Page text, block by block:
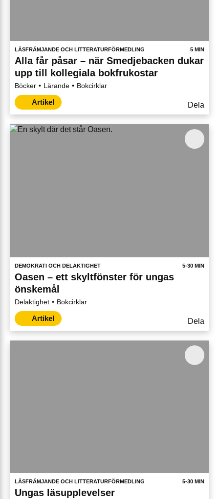
LÄSFRÄMJANDE OCH LITTERATURFÖRMEDLING 5 MIN
Alla får påsar – när Smedjebacken dukar
upp till kollegiala bokfrukostar
Böcker Lärande Bokcirklar
Artikel Dela
DEMOKRATI OCH DELAKTIGHET 5-30 MIN
Oasen – ett skyltfönster för ungas
önskemål
Delaktighet Bokcirklar
Artikel Dela
LÄSFRÄMJANDE OCH LITTERATURFÖRMEDLING 5-30 MIN
Ungas läsupplevelser